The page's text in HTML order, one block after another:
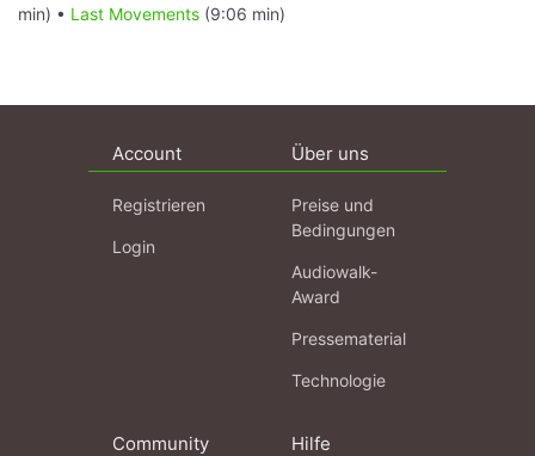
min) • Last Movements (9:06 min)
Account
Registrieren
Login
Über uns
Preise und
Bedingungen
Audiowalk-
Award
Pressematerial
Technologie
Community Hilfe